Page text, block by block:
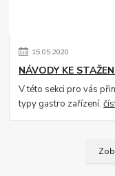
15.05.2020
NÁVODY KE
V této sekci pro vás
typy gastro zařízení.